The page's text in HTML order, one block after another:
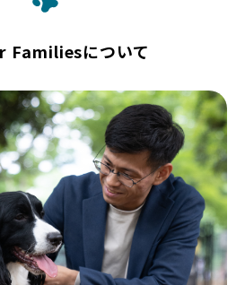
Familiesについて